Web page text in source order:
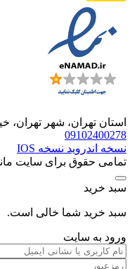
استان تهران، شهر تهران،
09102400278
نسخه اندروید نسخه IOS
تمامی حقوق برای سایت
سبد خرید
سبد خرید شما خالی است.
ورود به سایت